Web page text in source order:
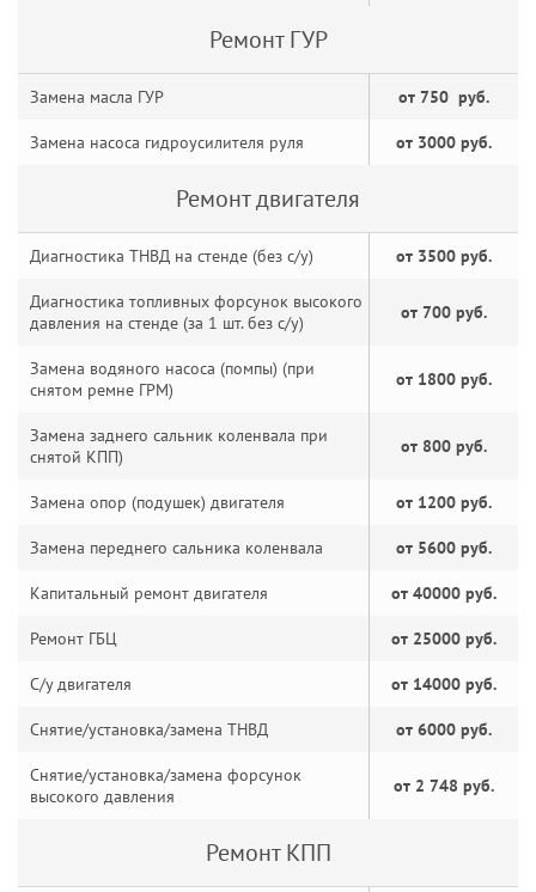
Ремонт ГУР
Замена масла ГУР от 750 руб.
Замена насоса гидроусилителя руля от 3000 руб.
Ремонт двигателя
Диагностика ТНВД на стенде (без с/у) от 3500 руб.
Диагностика топливных форсунок высокого
давления на стенде (за 1 шт. без с/у)
от 700 руб.
Замена водяного насоса (помпы) (при
снятом ремне ГРМ)
от 1800 руб.
Замена заднего сальник коленвала при
снятой КПП)
от 800 руб.
Замена опор (подушек) двигателя от 1200 руб.
Замена переднего сальника коленвала от 5600 руб.
Капитальный ремонт двигателя от 40000 руб.
Ремонт ГБЦ от 25000 руб.
С/у двигателя от 14000 руб.
Снятие/установка/замена ТНВД от 6000 руб.
Снятие/установка/замена форсунок
высокого давления
от 2 748 руб.
Ремонт КПП